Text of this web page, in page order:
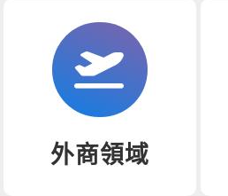
外商領域